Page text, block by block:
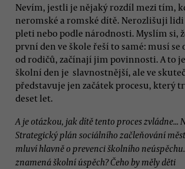
Nevím, jestli je nějaký rozdíl mezi tím,
neromské a romské dítě. Nerozlišuji
pleti nebo podle národnosti. Myslím si,
první den ve škole řeší to samé: musí
od rodičů, začínají jim povinnosti. A to
školní den je slavnostnější, ale ve
představuje jen začátek procesu, který
deset let.
A je otázkou, jak dítě tento proces zvládne...
Strategický plán sociálního začleňování
mluví hlavně o prevenci školního
znamená školní úspěch? Čeho by měly děti